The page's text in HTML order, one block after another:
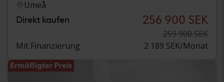
Umeå
Direkt kaufen 256 900 SEK
259 900 SEK
Mit Finanzierung
2 189 SEK/Monat
Ermäßigter Preis